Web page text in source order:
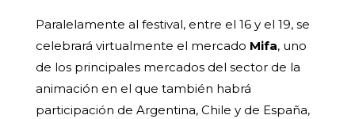
Paralelamente al festival, entre el 16 y el 19, se
celebrará virtualmente el mercado Mifa, uno
de los principales mercados del sector de la
animación en el que también habrá
participación de Argentina, Chile y de España,